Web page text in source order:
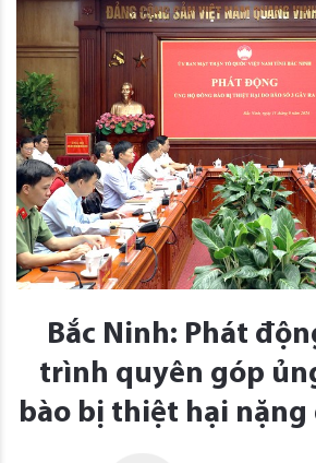
Bắc Ninh: Phát
trình quyên góp
bào bị thiệt hại nặng